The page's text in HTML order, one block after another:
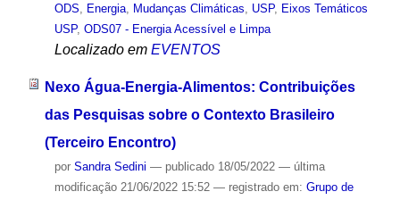
ODS
Energia, Mudanças Climáticas USP, Eixos Temáticos
USP, ODS07 - Energia Acessível e Limpa
Localizado em EVENTOS
Nexo Água-Energia-Alimentos: Contribuições
das Pesquisas sobre o Contexto Brasileiro
(Terceiro Encontro)
por Sandra Sedini — publicado18/05/2022 — última
modificação21/06/2022 15:52 — registrado em: Grupo de